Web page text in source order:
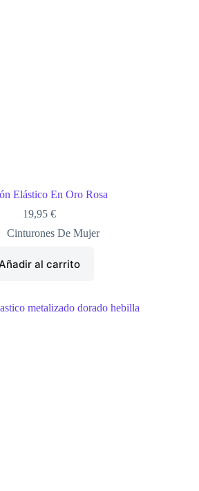
Elástico En Oro Rosa
19,95€
Cinturones De Mujer
al carrito